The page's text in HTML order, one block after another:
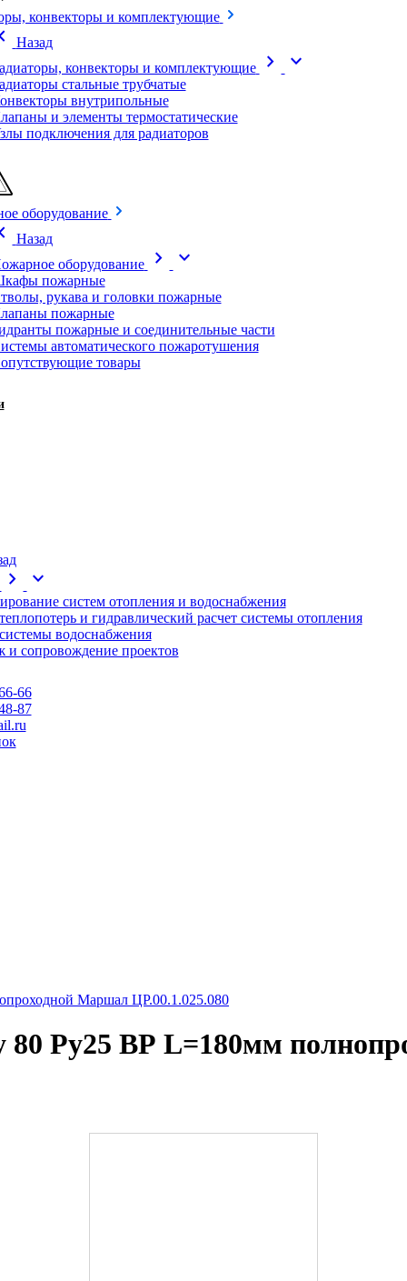
конвекторы и комплектующие
Назад
конвекторы и комплектующие
chevron_right expand_more
стальные трубчатые
внутрипольные
и элементы термостатические
подключения для радиаторов
оборудование
Назад
оборудование
chevron_right expand_more
пожарные
рукава и головки пожарные
пожарные
пожарные и соединительные части
автоматического пожаротушения
товары
chevron_right expand_more
систем отопления и водоснабжения
и гидравлический расчет системы отопления
водоснабжения
и сопровождение проектов
66
87
Маршал ЦР.00.1.025.080
80 Ру25 ВР L=180мм